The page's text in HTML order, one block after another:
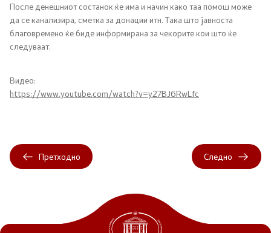
Организација и систематизација
Регулатива
Контакт
Изјава за пристапност
После денешниот состанок ќе има и начин како таа помош може
да се канализира, сметка за донации итн. Така што јавноста
благовремено ќе биде информирана за чекорите кои што ќе
следуваат.
Видео:
https://www.youtube.com/watch?v=y27BJ6RwLfc
Претходно Следно